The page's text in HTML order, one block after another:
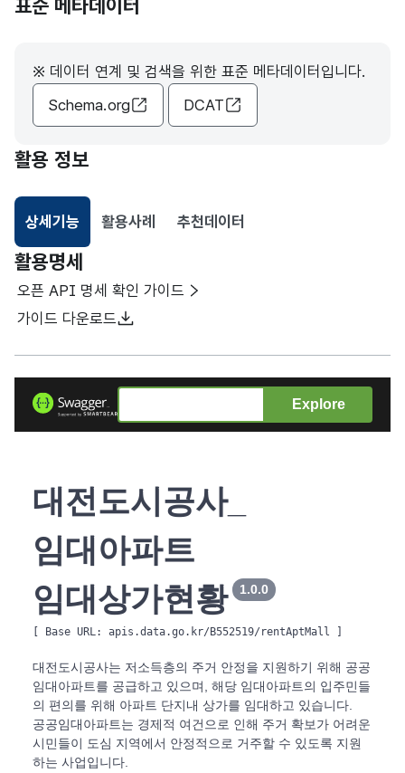
표준 메타데이터
※ 데이터 연계 및 검색을 위한 표준 메타데이터입니다.
Schema.org
DCAT
활용 정보
상세기능
선택됨
활용사례 추천데이터
활용명세
오픈 API 명세 확인 가이드
가이드 다운로드
Explore
대전도시공사_
임대아파트
임대상가현황
1.0.0
[ Base URL: apis.data.go.kr/B552519/rentAptMall
대전도시공사는 저소득층의 주거 안정을 지원하기 위해 공공
임대아파트를 공급하고 있으며, 해당 임대아파트의 입주민들
의 편의를 위해 아파트 단지내 상가를 임대하고 있습니다.
공공임대아파트는 경제적 여건으로 인해 주거 확보가 어려운
시민들이 도심 지역에서 안정적으로 거주할 수 있도록 지원
하는 사업입니다.